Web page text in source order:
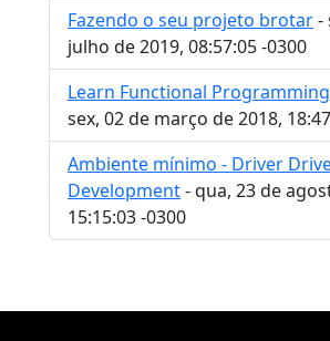
Fazendo o seu projeto brotar-
julho de 2019, 08:57:05 -0300
Learn Functional
sex, 02 de março de 2018,
Ambiente mínimo - Driver
Development- qua, 23 de
15:15:03 -0300